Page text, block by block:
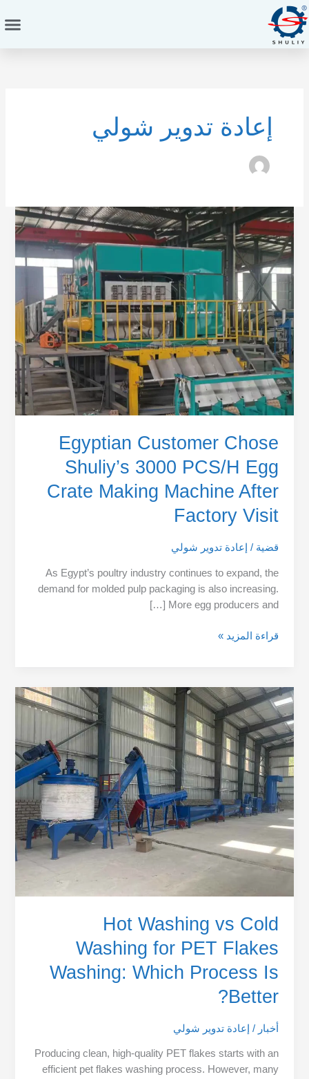
تخطي
إلى
المحتوى
إعادة تدوير شولي
Egyptian Customer Chose
Shuliy’s 3000 PCS/H Egg
Crate Making Machine After
Factory Visit
قضية / إعادة تدوير شولي
As Egypt’s poultry industry continues to expand, the
demand for molded pulp packaging is also increasing.
More egg producers and […]
Egyptian
Customer
Chose
Shuliy’s
3000
PCS/H
Egg
Crate
Making
Machine
After
Factory
Visit
قراءة المزيد »
Hot Washing vs Cold
Washing for PET Flakes
Washing: Which Process Is
Better?
أخبار / إعادة تدوير شولي
Producing clean, high-quality PET flakes starts with an
efficient pet flakes washing process. However, many
Hot
Washing
vs
Cold
Washing
for
PET
Flakes
Washing:
Process
Is